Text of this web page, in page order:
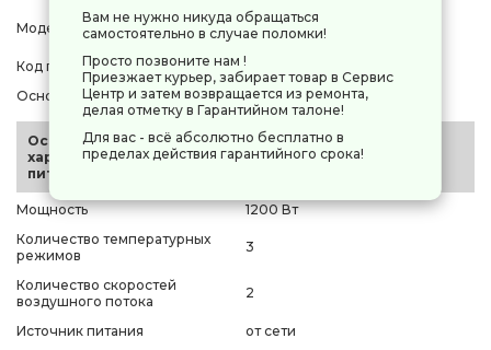
Модель
Valera Hospitality Premium
Protect 1200 Shaver
Код производителя
Основной цвет
белый
Основные
характеристики и
питание
Мощность
1200 Вт
Количество температурных
режимов
3
Количество скоростей
воздушного потока
2
Источник питания
от сети
Вам не нужно никуда обращаться
самостоятельно в случае поломки!
Просто позвоните нам !
Приезжает курьер, забирает товар в Сервис
Центр и затем возвращается из ремонта,
делая отметку в Гарантийном талоне!
Для вас - всё абсолютно бесплатно в
пределах действия гарантийного срока!